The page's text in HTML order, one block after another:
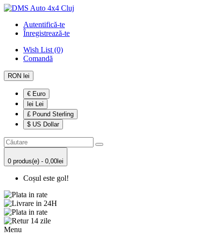
Autentifică-te
Înregistrează-te
Wish List (0)
Comandă
RON lei
€ Euro
lei Lei
£ Pound Sterling
$ US Dollar
0 produs(e) - 0,00lei
Coșul este gol!
Menu